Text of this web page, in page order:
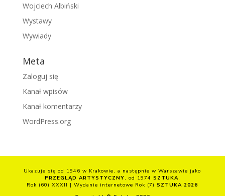
Wojciech Albiński
Wystawy
Wywiady
Meta
Zaloguj się
Kanał wpisów
Kanał komentarzy
WordPress.org
Ukazuje się od 1946 w Krakowie, a następnie w Warszawie jako
PRZEGLĄD ARTYSTYCZNY, od 1974 SZTUKA,
Rok (60) XXXII | Wydanie internetowe Rok (7)SZTUKA 2026